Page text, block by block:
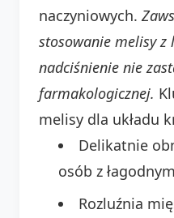
naczyniowych.
stosowanie melisy z
nadciśnienie nie
farmakologicznej.
melisy dla układu
Delikatnie
osób z
Rozluźnia